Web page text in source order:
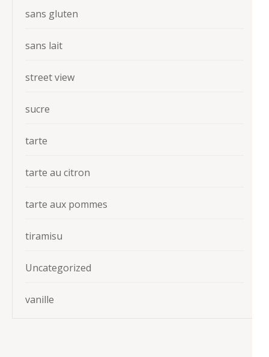
sans gluten
sans lait
street view
sucre
tarte
tarte au citron
tarte aux pommes
tiramisu
Uncategorized
vanille